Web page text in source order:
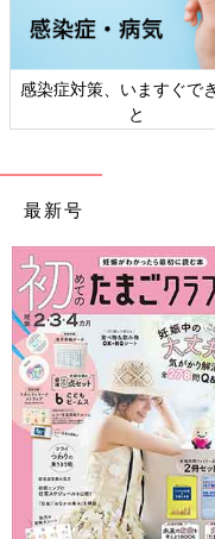
きるこ
「もしものとき
最新号